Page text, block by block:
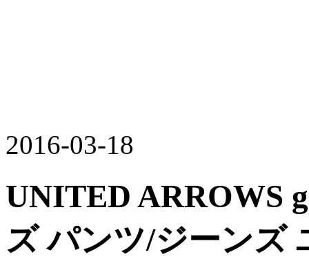
2016-03-18
UNITED ARROWS
ズ パンツ/ジーンズ